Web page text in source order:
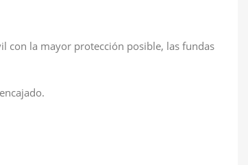
con la mayor protección posible, las fundas